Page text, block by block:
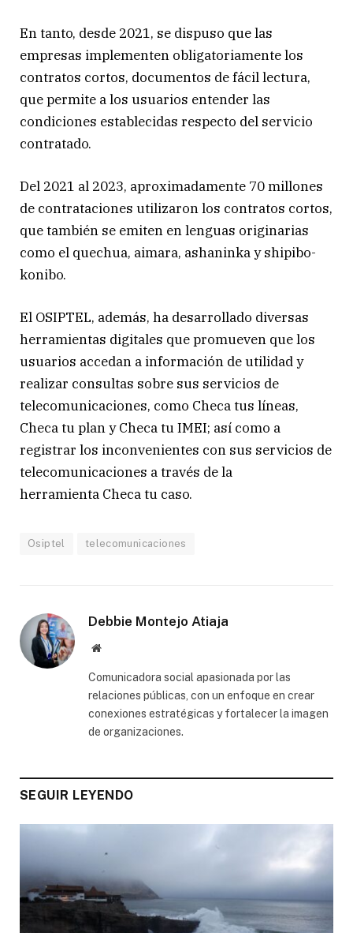
En tanto, desde 2021, se dispuso que las
empresas implementen obligatoriamente los
contratos cortos, documentos de fácil lectura,
que permite a los usuarios entender las
condiciones establecidas respecto del servicio
contratado.
Del 2021 al 2023, aproximadamente 70 millones
de contrataciones utilizaron los contratos cortos,
que también se emiten en lenguas originarias
como el quechua, aimara, ashaninka y shipibo-
konibo.
El OSIPTEL, además, ha desarrollado diversas
herramientas digitales que promueven que los
usuarios accedan a información de utilidad y
realizar consultas sobre sus servicios de
telecomunicaciones, como Checa tus líneas,
Checa tu plan y Checa tu IMEI; así como a
registrar los inconvenientes con sus servicios de
telecomunicaciones a través de la
herramienta Checa tu caso.
Osiptel telecomunicaciones
Debbie Montejo Atiaja
Website
Comunicadora social apasionada por las
relaciones públicas, con un enfoque en crear
conexiones estratégicas y fortalecer la imagen
de organizaciones.
SEGUIR LEYENDO